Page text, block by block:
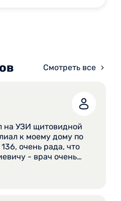
Смотреть все
на УЗИ щитовидной
к моему дому по
очень рада, что
- врач очень